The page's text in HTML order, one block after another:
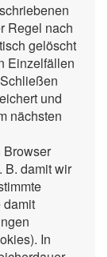
Regel nach
gelöscht
Einzelfällen
und
nächsten
Browser
B. damit wir
damit
In